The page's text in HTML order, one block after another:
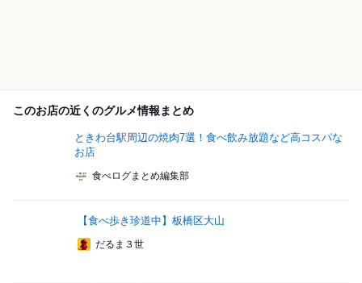
このお店の近くのグルメ情報まとめ
ときわ台駅周辺の焼肉7選！食べ飲み放題など高コスパな
お店
食べログまとめ編集部
【食べ歩き珍道中】板橋区大山
だるま３世